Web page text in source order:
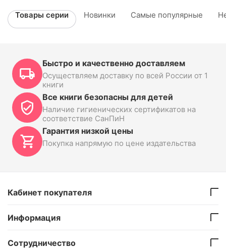
Товары серии Новинки Самые популярные
Быстро и качественно доставляем
Осуществляем доставку по всей России от 1
книги
Все книги безопасны для детей
Наличие гигиенических сертификатов на
соответствие СанПиН
Гарантия низкой цены
Покупка напрямую по цене издательства
Кабинет покупателя
Информация
Сотрудничество